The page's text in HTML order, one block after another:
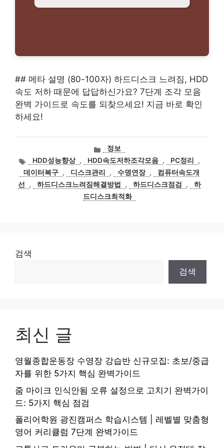
## 메타 설명 (80-100자) 하드디스크 느려짐, HDD
속도 저하 때문에 답답하신가요? 7단계 조각 모음
완벽 가이드로 속도를 되찾으세요! 지금 바로 확인
하세요!
카
테
고
리
정보
태
그
HDD성능향상 , HDD속도저하조각모음 , PC정리
,
데이터복구 , 디스크관리 , 수명연장 ,
컴퓨터속도개
선
, 하드디스크느려짐해결방법 , 하드디스크점검 ,
하
드디스크최적화
검색
검색
최신 글
영월종합운동장 수영장 강습반 신규모집: 초보/중급
자를 위한 5가지 핵심 완벽가이드
줌 마이크 인식안됨 오류 설정으로 고치기 완벽가이
드: 5가지 핵심 점검
폴리어학원 광진캠퍼스 학습시스템 | 레벨별 맞춤형
영어 커리큘럼 7단계 완벽가이드